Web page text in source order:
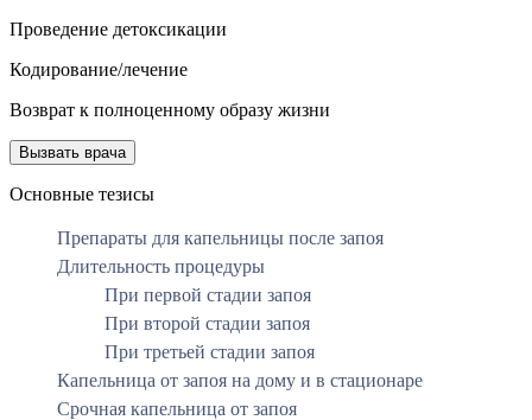
Проведение детоксикации
Кодирование/лечение
Возврат к полноценному образу жизни
Вызвать врача
Основные тезисы
Препараты для капельницы после запоя
Длительность процедуры
При первой стадии запоя
При второй стадии запоя
При третьей стадии запоя
Капельница от запоя на дому и в стационаре
Срочная капельница от запоя